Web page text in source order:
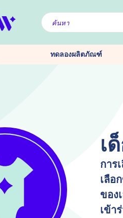
ทดลองผลิตภัณฑ์
เ
การ
เลือ
ของ
เข้า